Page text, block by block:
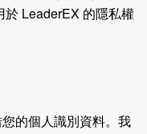
LeaderEX 的隱私權
的個人識別資料。我